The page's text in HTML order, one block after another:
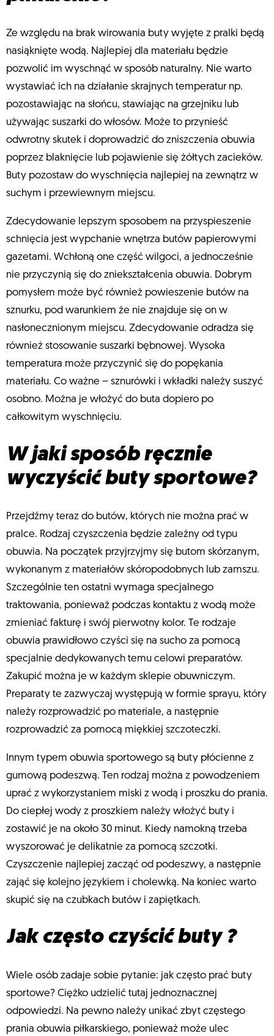
Ze względu na brak wirowania buty wyjęte z pralki będą
nasiąknięte wodą. Najlepiej dla materiału będzie
pozwolić im wyschnąć w sposób naturalny. Nie warto
wystawiać ich na działanie skrajnych temperatur np.
pozostawiając na słońcu, stawiając na grzejniku lub
używając suszarki do włosów. Może to przynieść
odwrotny skutek i doprowadzić do zniszczenia obuwia
poprzez blaknięcie lub pojawienie się żółtych zacieków.
Buty pozostaw do wyschnięcia najlepiej na zewnątrz w
suchym i przewiewnym miejscu.
Zdecydowanie lepszym sposobem na przyspieszenie
schnięcia jest wypchanie wnętrza butów papierowymi
gazetami. Wchłoną one część wilgoci, a jednocześnie
nie przyczynią się do zniekształcenia obuwia. Dobrym
pomysłem może być również powieszenie butów na
sznurku, pod warunkiem że nie znajduje się on w
nasłonecznionym miejscu. Zdecydowanie odradza się
również stosowanie suszarki bębnowej. Wysoka
temperatura może przyczynić się do popękania
materiału. Co ważne – sznurówki i wkładki należy suszyć
osobno. Można je włożyć do buta dopiero po
całkowitym wyschnięciu.
W jaki sposób ręcznie
wyczyścić buty sportowe?
Przejdźmy teraz do butów, których nie można prać w
pralce. Rodzaj czyszczenia będzie zależny od typu
obuwia. Na początek przyjrzyjmy się butom skórzanym,
wykonanym z materiałów skóropodobnych lub zamszu.
Szczególnie ten ostatni wymaga specjalnego
traktowania, ponieważ podczas kontaktu z wodą może
zmieniać fakturę i swój pierwotny kolor. Te rodzaje
obuwia prawidłowo czyści się na sucho za pomocą
specjalnie dedykowanych temu celowi preparatów.
Zakupić można je w każdym sklepie obuwniczym.
Preparaty te zazwyczaj występują w formie sprayu, który
należy rozprowadzić po materiale, a następnie
rozprowadzić za pomocą miękkiej szczoteczki.
Innym typem obuwia sportowego są buty płócienne z
gumową podeszwą. Ten rodzaj można z powodzeniem
uprać z wykorzystaniem miski z wodą i proszku do prania.
Do ciepłej wody z proszkiem należy włożyć buty i
zostawić je na około 30 minut. Kiedy namokną trzeba
wyszorować je delikatnie za pomocą szczotki.
Czyszczenie najlepiej zacząć od podeszwy, a następnie
zająć się kolejno językiem i cholewką. Na koniec warto
skupić się na czubkach butów i zapiętkach.
Jak często czyścić buty ?
Wiele osób zadaje sobie pytanie: jak często prać buty
sportowe? Ciężko udzielić tutaj jednoznacznej
odpowiedzi. Na pewno należy unikać zbyt częstego
prania obuwia piłkarskiego, ponieważ może ulec